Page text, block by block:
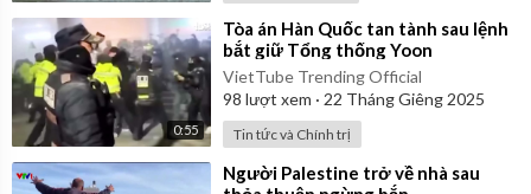
0:55
⁣Tòa án Hàn Quốc tan tành sau lệnh
bắt giữ Tổng thống Yoon
VietTube Trending Official
98 lượt xem · 22 Tháng Giêng 2025
Tin tức và Chính trị
⁣Người Palestine trở về nhà sau